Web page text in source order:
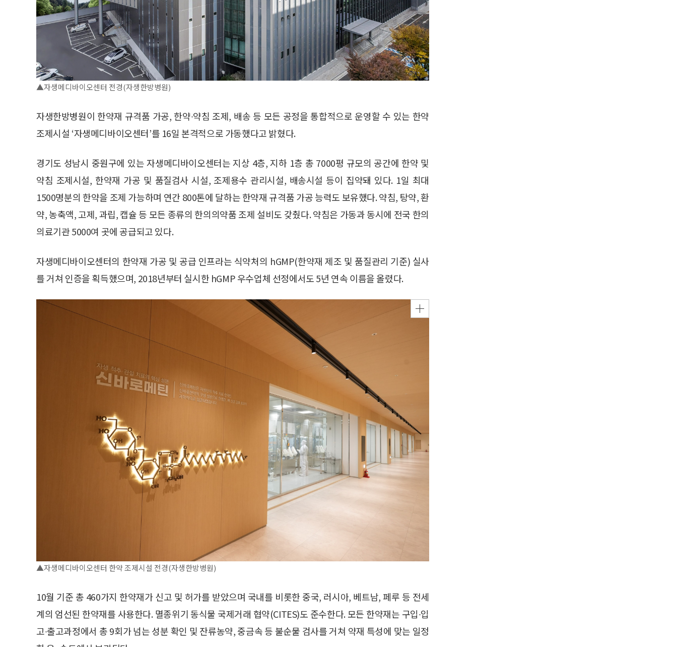
▲자생메디바이오센터 전경(자생한방병원)
자생한방병원이 한약재 규격품 가공, 한약∙약침 조제, 배송 등 모든 공정을 통합적으로 운영할 수 있는 한약
조제시설 ‘자생메디바이오센터’를 16일 본격적으로 가동했다고 밝혔다.
경기도 성남시 중원구에 있는 자생메디바이오센터는 지상 4층, 지하 1층 총 7000평 규모의 공간에 한약 및
약침 조제시설, 한약재 가공 및 품질검사 시설, 조제용수 관리시설, 배송시설 등이 집약돼 있다. 1일 최대
1500명분의 한약을 조제 가능하며 연간 800톤에 달하는 한약재 규격품 가공 능력도 보유했다. 약침, 탕약, 환
약, 농축액, 고제, 과립, 캡슐 등 모든 종류의 한의의약품 조제 설비도 갖췄다. 약침은 가동과 동시에 전국 한의
의료기관 5000여 곳에 공급되고 있다.
자생메디바이오센터의 한약재 가공 및 공급 인프라는 식약처의 hGMP(한약재 제조 및 품질관리 기준) 실사
를 거쳐 인증을 획득했으며, 2018년부터 실시한 hGMP 우수업체 선정에서도 5년 연속 이름을 올렸다.
▲자생메디바이오센터 한약 조제시설 전경(자생한방병원)
10월 기준 총 460가지 한약재가 신고 및 허가를 받았으며 국내를 비롯한 중국, 러시아, 베트남, 페루 등 전세
계의 엄선된 한약재를 사용한다. 멸종위기 동식물 국제거래 협약(CITES)도 준수한다. 모든 한약재는 구입∙입
고∙출고과정에서 총 9회가 넘는 성분 확인 및 잔류농약, 중금속 등 불순물 검사를 거쳐 약재 특성에 맞는 일정